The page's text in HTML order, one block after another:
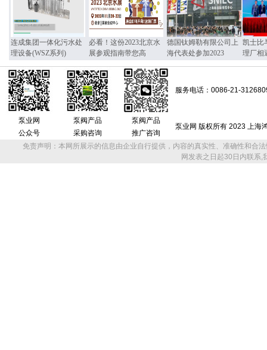
连成集团一体化污水处
理设备(WSZ系列)
必看！这份2023北京水
展参观指南带您高
德国钛姆勒有限公司上
海代表处参加2023
凯士比
理厂相
服务电话：0086-21-
泵业网
公众号
泵阀产品
采购咨询
泵阀产品
推广咨询
泵业网 版权所有 2023 上海
免责声明：本网所展示的信息由企业自行提供，内容的真实性、准确性和合
网发表之日起30日内联系,